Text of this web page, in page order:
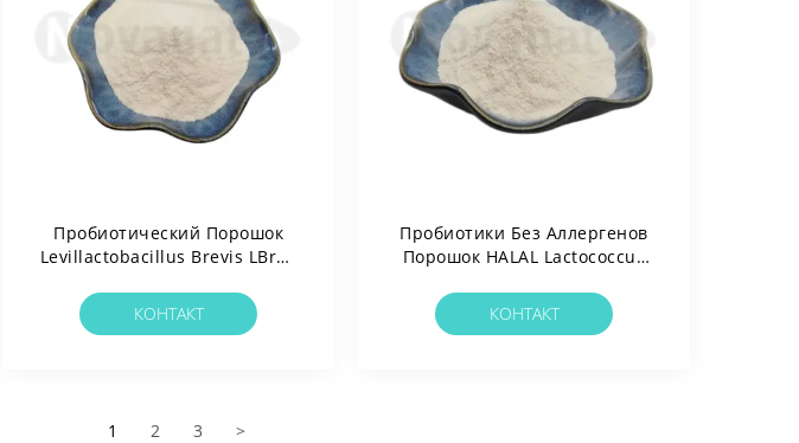
Пробиотический Порошок
Levillactobacillus Brevis LBr05
Без Глютена/Без Молочных
Продуктов
КОНТАКТ
Пробиотики Без Аллергенов
Порошок HALAL Lactococcus
Миллиардов
КОНТАКТ
1 2 3 >